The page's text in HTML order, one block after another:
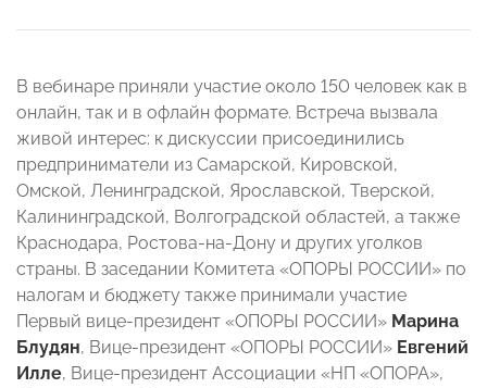
В вебинаре приняли участие около 150 человек как в
онлайн, так и в офлайн формате. Встреча вызвала
живой интерес: к дискуссии присоединились
предприниматели из Самарской, Кировской,
Омской, Ленинградской, Ярославской, Тверской,
Калининградской, Волгоградской областей, а также
Краснодара, Ростова-на-Дону и других уголков
страны. В заседании Комитета «ОПОРЫ РОССИИ» по
налогам и бюджету также принимали участие
Первый вице-президент «ОПОРЫ РОССИИ» Марина
Блудян, Вице-президент «ОПОРЫ РОССИИ» Евгений
Илле, Вице-президент Ассоциации «НП «ОПОРА»,